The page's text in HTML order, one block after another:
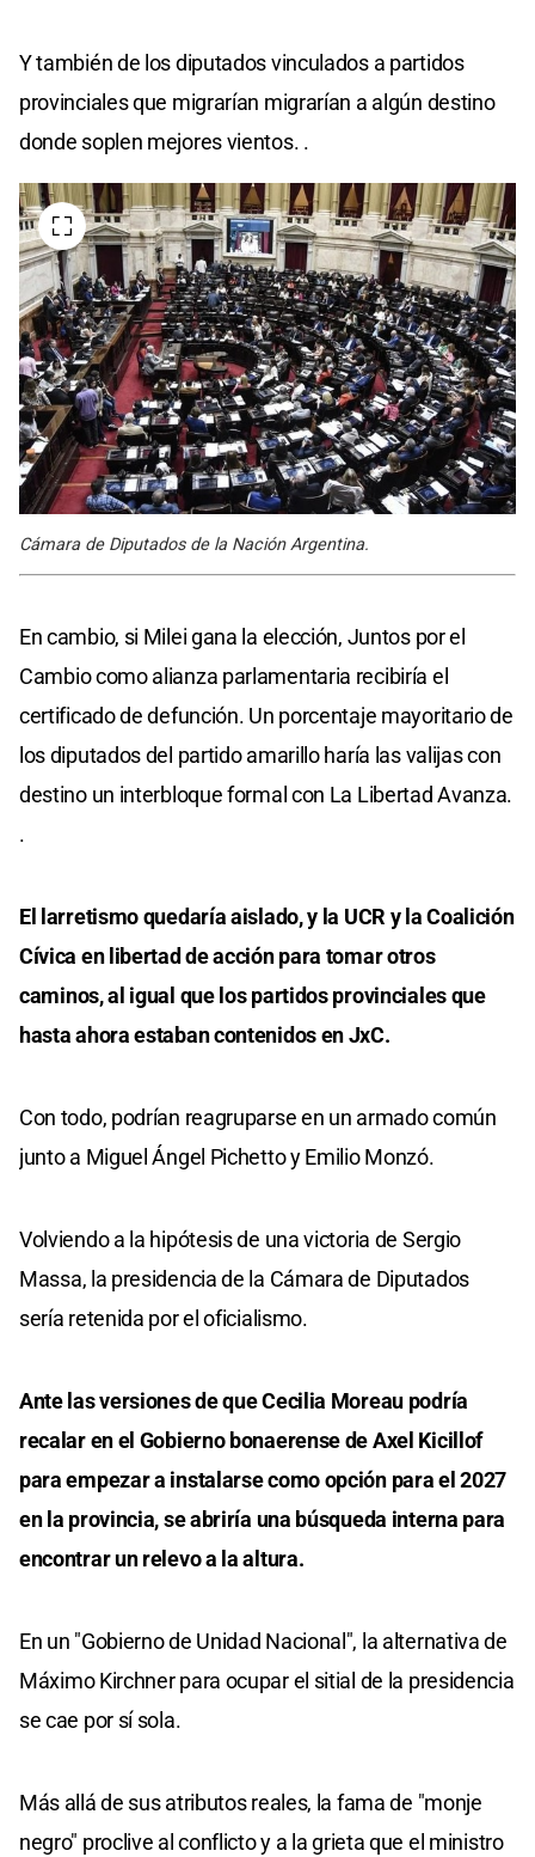
Y también de los diputados vinculados a partidos
provinciales que migrarían migrarían a algún destino
donde soplen mejores vientos. .
Cámara de Diputados de la Nación Argentina.
En cambio, si Milei gana la elección, Juntos por el
Cambio como alianza parlamentaria recibiría el
certificado de defunción. Un porcentaje mayoritario de
los diputados del partido amarillo haría las valijas con
destino un interbloque formal con La Libertad Avanza.
.
El larretismo quedaría aislado, y la UCR y la Coalición
Cívica en libertad de acción para tomar otros
caminos, al igual que los partidos provinciales que
hasta ahora estaban contenidos en JxC.
Con todo, podrían reagruparse en un armado común
junto a Miguel Ángel Pichetto y Emilio Monzó.
Volviendo a la hipótesis de una victoria de Sergio
Massa, la presidencia de la Cámara de Diputados
sería retenida por el oficialismo.
Ante las versiones de que Cecilia Moreau podría
recalar en el Gobierno bonaerense de Axel Kicillof
para empezar a instalarse como opción para el 2027
en la provincia, se abriría una búsqueda interna para
encontrar un relevo a la altura.
En un "Gobierno de Unidad Nacional", la alternativa de
Máximo Kirchner para ocupar el sitial de la presidencia
se cae por sí sola.
Más allá de sus atributos reales, la fama de "monje
negro" proclive al conflicto y a la grieta que el ministro